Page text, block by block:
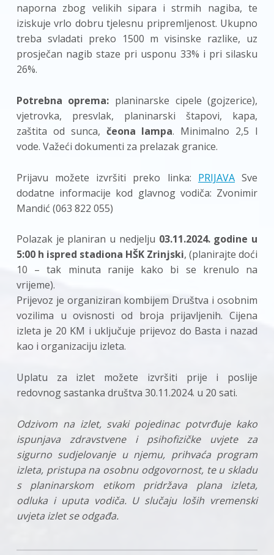
naporna zbog velikih sipara i strmih nagiba, te
iziskuje vrlo dobru tjelesnu pripremljenost. Ukupno
treba svladati preko 1500 m visinske razlike, uz
prosječan nagib staze pri usponu 33% i pri silasku
26%.
Potrebna oprema: planinarske cipele (gojzerice),
vjetrovka, presvlak, planinarski štapovi, kapa,
zaštita od sunca, čeona lampa. Minimalno 2,5 l
vode. Važeći dokumenti za prelazak granice.
Prijavu možete izvršiti preko linka: PRIJAVASve
dodatne informacije kod glavnog vodiča: Zvonimir
Mandić (063 822 055)
Polazak je planiran u nedjelju 03.11.2024. godine u
5:00 h ispred stadiona HŠK Zrinjski, (planirajte doći
10 – tak minuta ranije kako bi se krenulo na
vrijeme).
Prijevoz je organiziran kombijem Društva i osobnim
vozilima u ovisnosti od broja prijavljenih. Cijena
izleta je 20 KM i uključuje prijevoz do Basta i nazad
kao i organizaciju izleta.
Uplatu za izlet možete izvršiti prije i poslije
redovnog sastanka društva 30.11.2024. u 20 sati.
Odzivom na izlet, svaki pojedinac potvrđuje kako
ispunjava zdravstvene i psihofizičke uvjete za
sigurno sudjelovanje u njemu, prihvaća program
izleta, pristupa na osobnu odgovornost, te u skladu
s planinarskom etikom pridržava plana izleta,
odluka i uputa vodiča. U slučaju loših vremenski
uvjeta izlet se odgađa.